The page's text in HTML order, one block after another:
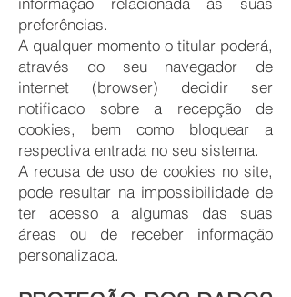
preferências.
A qualquer momento o titular poderá,
através do seu navegador de
internet (browser) decidir ser
notificado sobre a recepção de
cookies, bem como bloquear a
respectiva entrada no seu sistema.
A recusa de uso de cookies no site,
pode resultar na impossibilidade de
ter acesso a algumas das suas
áreas ou de receber informação
personalizada.